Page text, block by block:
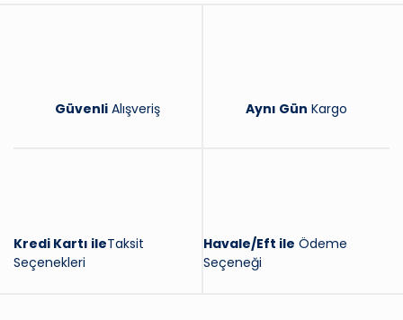
Güvenli Alışveriş Aynı Gün Kargo
Kredi Kartı ileTaksit
Seçenekleri
Havale/Eft ile Ödeme
Seçeneği